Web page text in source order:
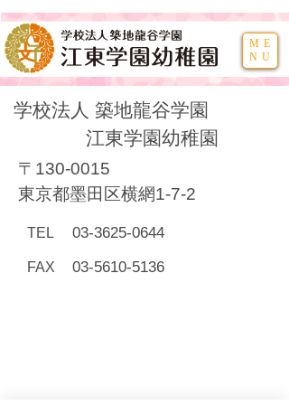
ME
NU
学校法人 築地龍谷学園
江東学園幼稚園
〒130-0015
東京都墨田区横網1-7-2
TEL 03-3625-0644
FAX 03-5610-5136